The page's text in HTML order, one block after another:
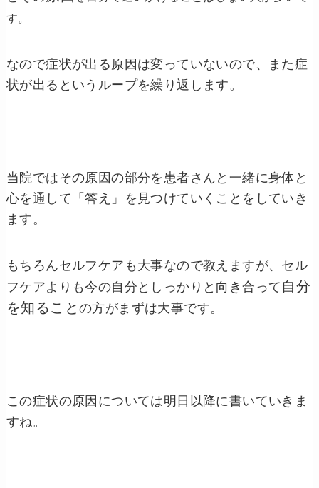
す。
なので症状が出る原因は変っていないので、また症
状が出るというループを繰り返します。
当院ではその原因の部分を患者さんと一緒に身体と
心を通して「答え」を見つけていくことをしていき
ます。
もちろんセルフケアも大事なので教えますが、セル
フケアよりも今の自分としっかりと向き合って 自分
を知ること の方がまずは大事です。
この症状の原因については明日以降に書いていきま
すね。